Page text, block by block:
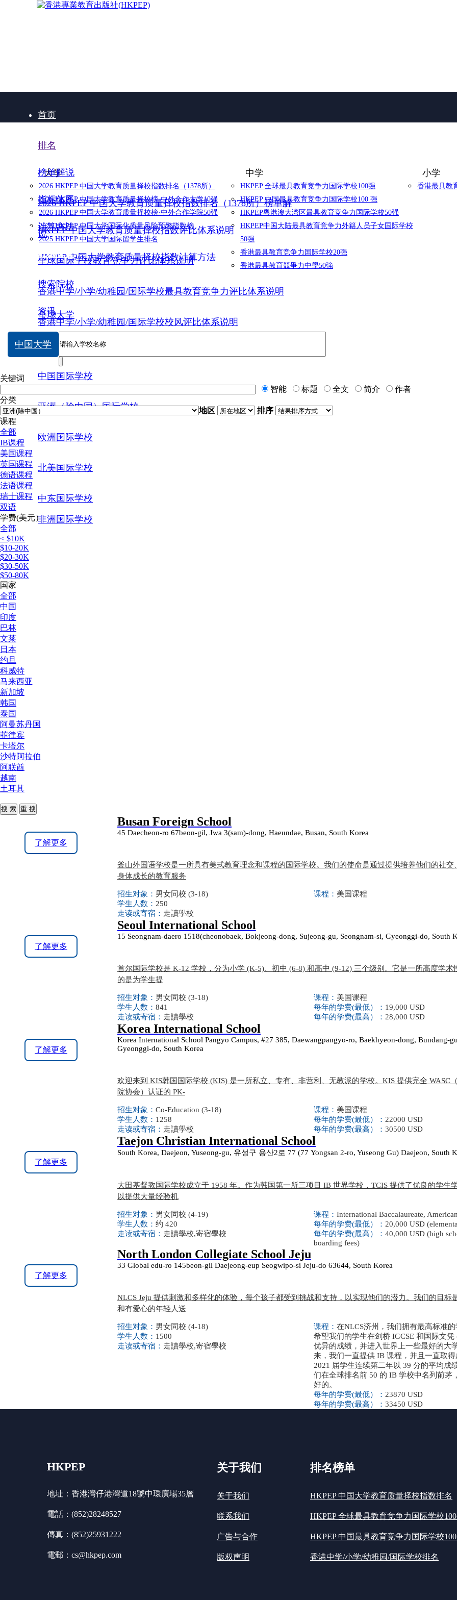
首页
排名
大学
2026 HKPEP 中国大学教育质量择校指数排名（1378所）
2026 HKPEP 中国大学教育质量择校榜·中外合作大学10强
2026 HKPEP 中国大学教育质量择校榜·中外合作学院50强
2025 HKPEP 中国大学国际化质量风险预警指数榜
2025 HKPEP 中国大学国际留学生排名
中学
HKPEP 全球最具教育竞争力国际学校100强
HKPEP 中国最具教育竞争力国际学校100 强
HKPEP粵港澳大湾区最具教育竞争力国际学校50强
HKPEP中国大陆最具教育竞争力外籍人员子女国际学校
50强
香港最具教育竞争力国际学校20强
香港最具教育競爭力中學50強
小学
香港最具教
榜单解说
2026 HKPEP 中国大学教育质量择校指数排名（1378所）榜单解
说
指标体系
HKPEP 中国大学教育质量择校指数评比体系说明
全球国际学校教育竞争力评比体系说明
香港中学/小学/幼稚园/国际学校最具教育竞争力评比体系说明
香港中学/小学/幼稚园/国际学校校风评比体系说明
计算方法
HKPEP 中国大学教育质量择校指数计算方法
数据提交
搜索院校
全球大学
中国大学
中国国际学校
亚洲（除中国）国际学校
欧洲国际学校
北美国际学校
中东国际学校
非洲国际学校
资讯
中国大学
关键词
智能
标题 全文 简介
作者
分类
地区
排序
课程
全部
IB课程
美国课程
英国课程
德语课程
法语课程
瑞士课程
双语
学费(美元）
全部
< $10K
$10-20K
$20-30K
$30-50K
$50-80K
国家
全部
中国
印度
巴林
文莱
日本
约旦
科威特
马来西亚
新加坡
韩国
泰国
阿曼苏丹国
菲律宾
卡塔尔
沙特阿拉伯
阿联酋
越南
土耳其
了解更多
Busan Foreign School
45 Daecheon-ro 67beon-gil, Jwa 3(sam)-dong, Haeundae, Busan, South Korea
釜山外国语学校是一所具有美式教育理念和课程的国际学校。我们的使命是通过提供培养他们的社交
身体成长的教育服务
招生对象： 男女同校 (3-18)
学生人数： 250
走读或寄宿： 走讀學校
课程： 美国课程
了解更多
Seoul International School
15 Seongnam-daero 1518(cheonobaek, Bokjeong-dong, Sujeong-gu, Seongnam-si, Gyeonggi-do, South
首尔国际学校是 K-12 学校，分为小学 (K-5)、初中 (6-8) 和高中 (9-12) 三个级别。它是一所高度学术
的是为学生提
招生对象： 男女同校 (3-18)
学生人数： 841
走读或寄宿： 走讀學校
课程： 美国课程
每年的学费(最低）： 19,000 USD
每年的学费(最高）： 28,000 USD
了解更多
Korea International School
Korea International School Pangyo Campus, #27 385, Daewangpangyo-ro, Baekhyeon-dong, Bundang-
Gyeonggi-do, South Korea
欢迎来到 KIS韩国国际学校 (KIS) 是一所私立、专有、非营利、无教派的学校。KIS 提供完全 WASC
院协会）认证的 PK-
招生对象： Co-Education (3-18)
学生人数： 1258
走读或寄宿： 走讀學校
课程： 美国课程
每年的学费(最低）： 22000 USD
每年的学费(最高）： 30500 USD
了解更多
Taejon Christian International School
South Korea, Daejeon, Yuseong-gu, 유성구 용산2로 77 (77 Yongsan 2-ro, Yuseong Gu) Daejeon, South
大田基督教国际学校成立于 1958 年。作为韩国第一所三项目 IB 世界学校，TCIS 提供了优良的学生
以提供大量经验机
招生对象： 男女同校 (4-19)
学生人数： 约 420
走读或寄宿： 走讀學校,寄宿學校
课程： International Baccalaureate,
每年的学费(最低）： 20,000 USD
每年的学费(最高）： 40,000 USD (high
boarding fees)
了解更多
North London Collegiate School Jeju
33 Global edu-ro 145beon-gil Daejeong-eup Seogwipo-si Jeju-do 63644, South Korea
NLCS Jeju 提供刺激和多样化的体验，每个孩子都受到挑战和支持，以实现他们的潜力。我们的目标
和有爱心的年轻人送
招生对象： 男女同校 (4-18)
学生人数： 1500
走读或寄宿： 走讀學校,寄宿學校
课程： 在NLCS济州，我们拥有最高标准
希望我们的学生在剑桥 IGCSE 和国际文
优异的成绩，并进入世界上一些最好的大
来，我们一直提供 IB 课程，并且一直取
2021 届学生连续第二年以 39 分的平均成
们在全球排名前 50 的 IB 学校中名列前茅
好的。
每年的学费(最低）： 23870 USD
每年的学费(最高）： 33450 USD
HKPEP
地址：香港灣仔港灣道18號中環廣場35層
電話：(852)28248527
傳真：(852)25931222
電郵：cs@hkpep.com
关于我们
关于我们
联系我们
广告与合作
版权声明
排名榜单
HKPEP 中国大学教育质量择校指数排名
HKPEP 全球最具教育竞争力国际学校
HKPEP 中国最具教育竞争力国际学校
香港中学/小学/幼稚园/国际学校排名